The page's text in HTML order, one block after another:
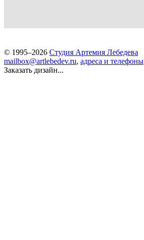
© 1995–2026 Студия Артемия Лебедева
mailbox@artlebedev.ru, адреса и телефоны
Заказать дизайн...